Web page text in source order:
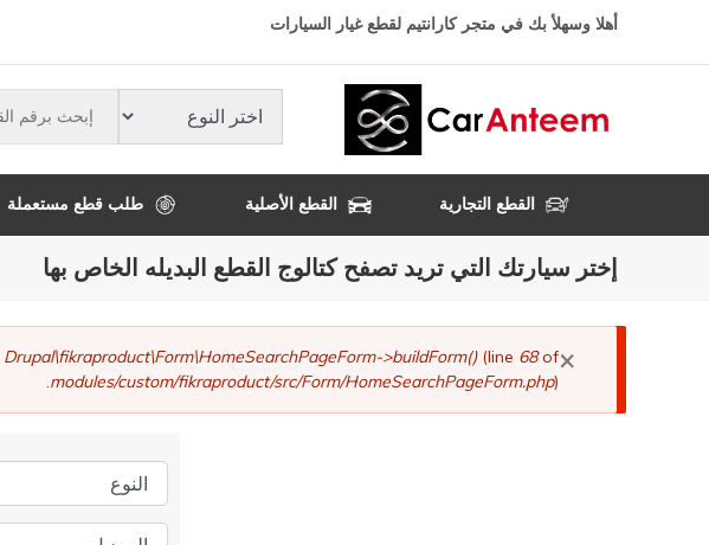
المحتوى
أهلا وسهلأ بك في متجر كارانتيم لقطع غيار السيارات
القطع التجارية القطع الأصلية طلب قطع مستعملة
إختر سيارتك التي تريد تصفح كتالوج القطع البديله الخاص بها
×
رسالة
الخطأ
Drupal\fikraproduct\Form\HomeSearchPageForm->buildForm()(line 68of
modules/custom/fikraproduct/src/Form/HomeSearchPageForm.php).
النوع
الموديل